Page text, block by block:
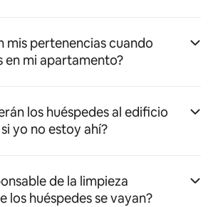
mis pertenencias cuando
en mi apartamento?
los huéspedes al edificio
yo no estoy ahí?
de la limpieza
los huéspedes se vayan?